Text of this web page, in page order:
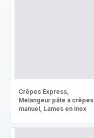
Crêpes Express,
Mélangeur pâte à crêpes
manuel, Lames en inox